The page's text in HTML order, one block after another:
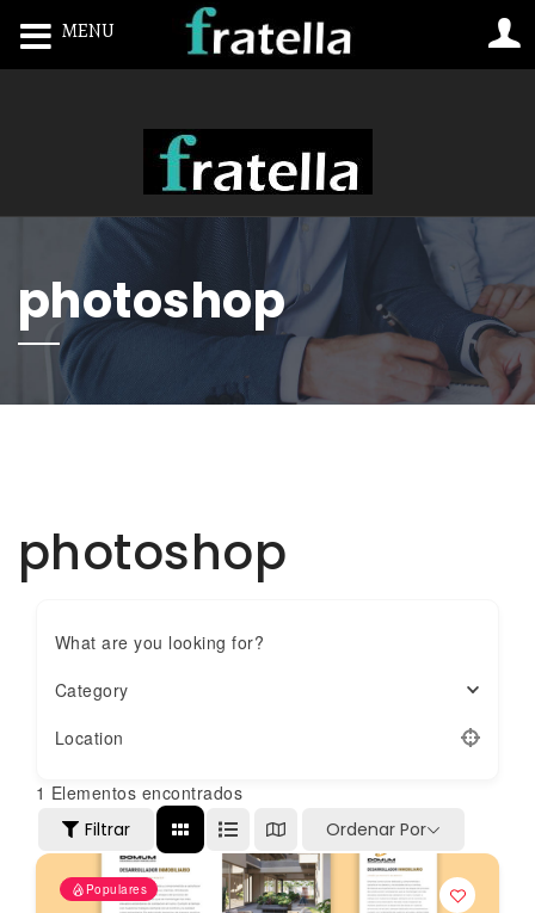
photoshop
photoshop
What are you looking for?
Category
Location
1 Elementos encontrados
Filtrar
Ordenar Por
Populares
MENU